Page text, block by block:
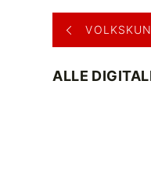
ALLE